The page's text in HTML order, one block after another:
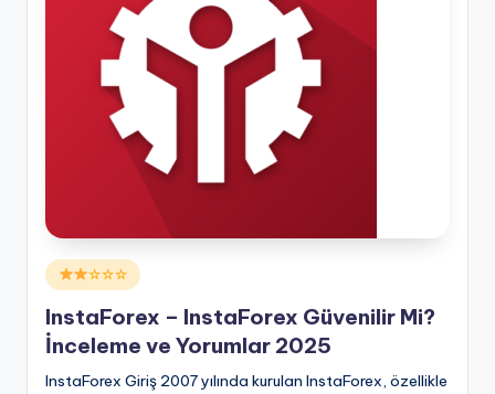
Posted
in
☆☆☆
InstaForex – InstaForex Güvenilir Mi?
İnceleme ve Yorumlar 2025
InstaForex Giriş 2007 yılında kurulan InstaForex, özellikle